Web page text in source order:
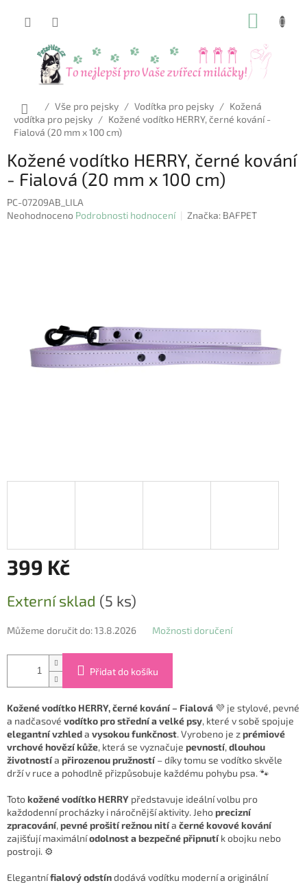
Domů
/ Vše pro pejsky / Vodítka pro pejsky / Kožená
vodítka pro pejsky / Kožené vodítko HERRY, černé kování -
Fialová (20 mm x 100 cm)
Kožené vodítko HERRY, černé kování
- Fialová (20 mm x 100 cm)
PC-07209AB_LILA
Průměrné
Neohodnoceno Podrobnosti hodnocení Značka: BAFPET
399 Kč
cena:
Externí sklad (5 ks)
Můžeme doručit do:13.8.2026 Možnosti doručení
Přidat do košíku
Kožené vodítko HERRY, černé kování – Fialová 💜 je stylové, pevné
a nadčasové vodítko pro střední a velké psy, které v sobě spojuje
elegantní vzhleda vysokou funkčnost. Vyrobeno je zprémiové
vrchové hovězí kůže, která se vyznačuje pevností, dlouhou
životnostía přirozenou pružností– díky tomu se vodítko skvěle
drží v ruce a pohodlně přizpůsobuje každému pohybu psa. 🐾
Totokožené vodítko HERRY představuje ideální volbu pro
každodenní procházky i náročnější aktivity. Jehoprecizní
zpracování, pevné prošití režnou nitía černé kovové kování
zajišťují maximálníodolnost a bezpečné připnutík obojku nebo
postroji. ⚙️
Elegantnífialový odstíndodává vodítku moderní a originální